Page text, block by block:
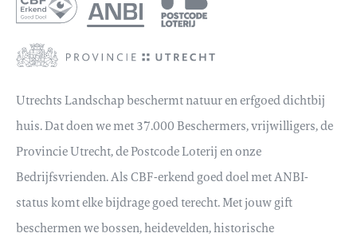
Utrechts Landschap beschermt natuur en erfgoed dichtbij
huis. Dat doen we met 37.000 Beschermers, vrijwilligers, de
Provincie Utrecht, de Postcode Loterij en onze
Bedrijfsvrienden. Als CBF-erkend goed doel met ANBI-
status komt elke bijdrage goed terecht. Met jouw gift
beschermen we bossen, heidevelden, historische